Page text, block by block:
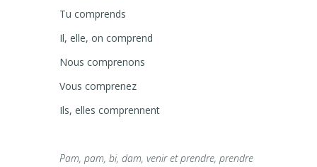
Tu comprends
Il, elle, on comprend
Nous comprenons
Vous comprenez
Ils, elles comprennent
Pam, pam, bi, dam, venir et prendre, prendre